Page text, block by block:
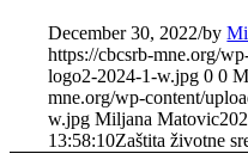
December 30, 2022/by
https://cbcsrb-mne.org/
logo2-2024-1-w.jpg 0 0
mne.org/wp-content/
w.jpg Miljana Matovic
13:58:10Zaštita životne